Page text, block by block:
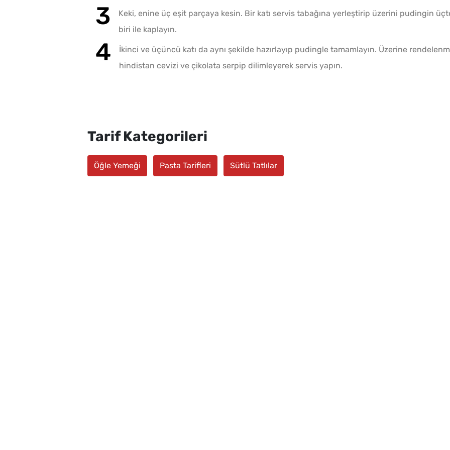
Keki, enine üç eşit parçaya kesin. Bir katı servis tabağına yerleştirip üzerini pudingin
biri ile kaplayın.
İkinci ve üçüncü katı da aynı şekilde hazırlayıp pudingle tamamlayın. Üzerine
hindistan cevizi ve çikolata serpip dilimleyerek servis yapın.
Tarif Kategorileri
Öğle Yemeği Pasta Tarifleri Sütlü Tatlılar